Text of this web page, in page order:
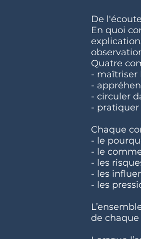
De
En quoi
Quatre
- maîtriser
-
- circuler
-
Chaque
- le
- le
- les
- les
- les
de chaque